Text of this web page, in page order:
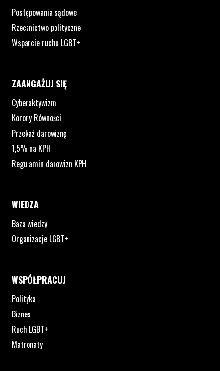
Postępowania sądowe
Rzecznictwo polityczne
Wsparcie ruchu LGBT+
ZAANGAŻUJ SIĘ
Cyberaktywizm
Korony Równości
Przekaż darowiznę
1,5% na KPH
Regulamin darowizn KPH
WIEDZA
Baza wiedzy
Organizacje LGBT+
WSPÓŁPRACUJ
Polityka
Biznes
Ruch LGBT+
Matronaty